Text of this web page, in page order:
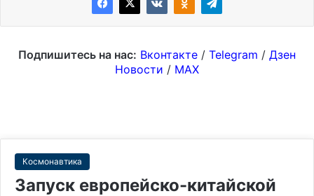
Подпишитесь на нас: Вконтакте / Telegram / Дзен
Новости / MAX